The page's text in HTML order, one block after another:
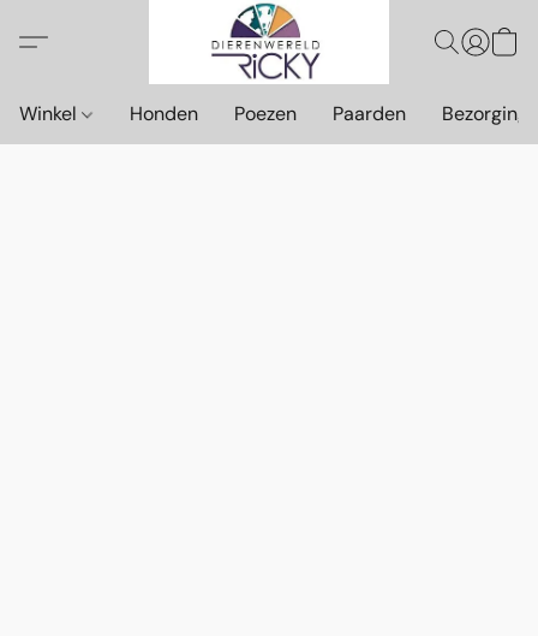
Winkel Honden Poezen Paarden Bezorging